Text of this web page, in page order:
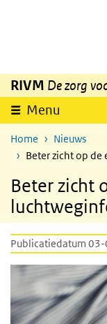
Overslaan en naar de
RIVM De zorg
Menu
Home
Nieuws
Beter zicht op de
Beter zicht
Publicatiedatum